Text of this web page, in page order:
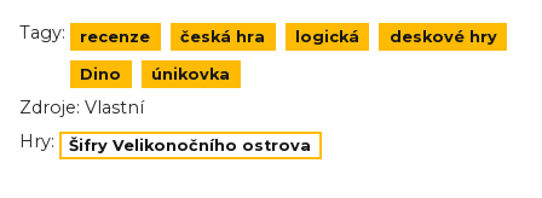
Tagy: recenze česká hra logická deskové hry
Dino únikovka
Zdroje: Vlastní
Hry:
Šifry Velikonočního ostrova